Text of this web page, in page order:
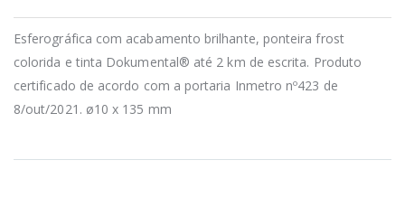
Esferográfica com acabamento brilhante, ponteira frost
colorida e tinta Dokumental® até 2 km de escrita. Produto
certificado de acordo com a portaria Inmetro nº423 de
8/out/2021. ø10 x 135 mm